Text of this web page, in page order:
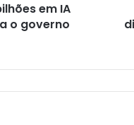
em IA
o governo